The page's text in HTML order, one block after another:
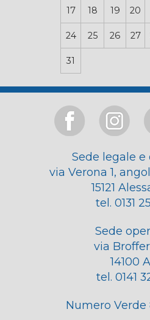
17 18 19 20
24 25 26 27
31
Sede legale e
via Verona 1,
15121
tel. 0131
Sede
via
14100
tel. 0141
Numero Verde